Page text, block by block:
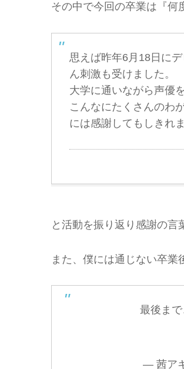
その中で今回の卒業は『何
思えば昨年6月18日に
ん刺激も受けました。
大学に通いながら声優
こんなにたくさんのわ
には感謝してもしきれま
と活動を振り返り感謝の言
また、僕には通じない卒業
最後ま
— 茜ア